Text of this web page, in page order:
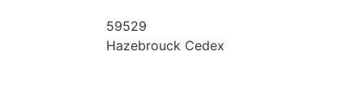
59529
Hazebrouck Cedex